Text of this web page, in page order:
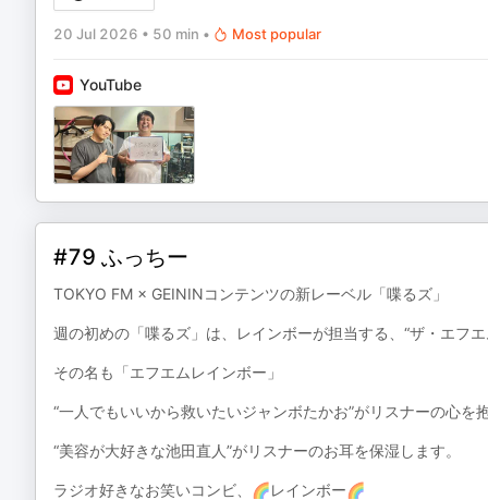
20 Jul 2026 • 50 min • Most popular
YouTube
#79 ふっちー
TOKYO FM × GEININコンテンツの新レーベル「喋るズ」
週の初めの「喋るズ」は、レインボーが担当する、“ザ・エフ
その名も「エフエムレインボー」
“一人でもいいから救いたいジャンボたかお”がリスナーの心を抱
“美容が大好きな池田直人”がリスナーのお耳を保湿します。
ラジオ好きなお笑いコンビ、🌈レインボー🌈